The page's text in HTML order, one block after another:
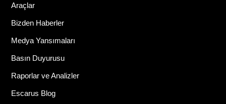
Araçlar
Bizden Haberler
Medya Yansımaları
Basın Duyurusu
Raporlar ve Analizler
Escarus Blog